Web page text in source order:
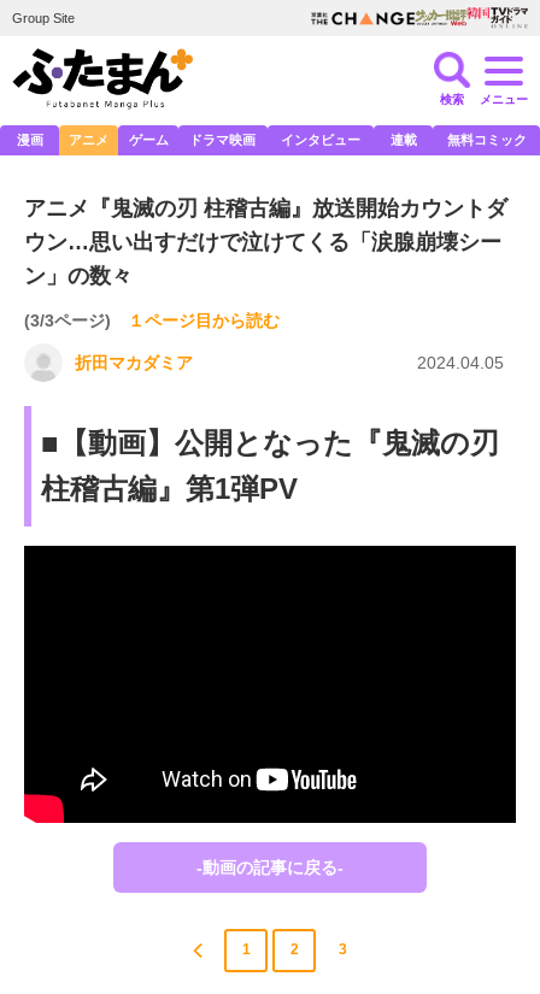
Group Site
検索 メニュー
漫画 アニメ ゲーム ドラマ映画 インタビュー 連載 無料コミック
アニメ『鬼滅の刃 柱稽古編』放送開始カウントダ
ウン…思い出すだけで泣けてくる「涙腺崩壊シー
ン」の数々
(3/3ページ) １ページ目から読む
折田マカダミア 2024.04.05
■【動画】公開となった『鬼滅の刃
柱稽古編』第1弾PV
-動画の記事に戻る-
1 2 3